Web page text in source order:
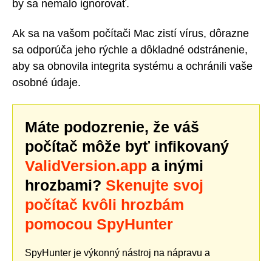
by sa nemalo ignorovať.
Ak sa na vašom počítači Mac zistí vírus, dôrazne
sa odporúča jeho rýchle a dôkladné odstránenie,
aby sa obnovila integrita systému a ochránili vaše
osobné údaje.
Máte podozrenie, že váš
počítač môže byť infikovaný
ValidVersion.app a inými
hrozbami? Skenujte svoj
počítač kvôli hrozbám
pomocou SpyHunter
SpyHunter je výkonný nástroj na nápravu a